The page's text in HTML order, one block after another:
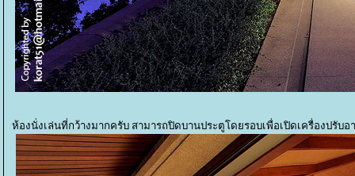
ห้องนั่งเล่นที่กว้างมากครับ สามารถปิดบานประตูโดยรอบเพื่อเปิดเครื่องปรับอ